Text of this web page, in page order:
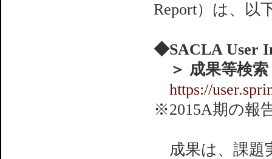
Report）は、以
◆SACLA User
＞ 成果等検索
https://
※2015A期の報
成果は、課題